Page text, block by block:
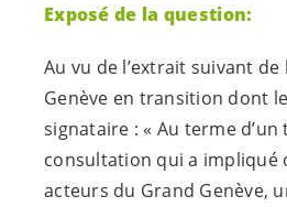
Exposé de la question:
Au vu de l’extrait suivant
Genève en transition dont
signataire : « Au terme d’un
consultation qui a impliqué
acteurs du Grand Genève,